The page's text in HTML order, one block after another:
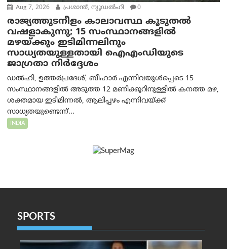
Aug 7, 2026 പ്രശാന്ത്, ന്യൂഡല്‍ഹി 0
രാജ്യത്തുടനീളം കാലാവസ്ഥ കൂടുതൽ
വഷളാകുന്നു; 15 സംസ്ഥാനങ്ങളിൽ
മഴയ്ക്കും ഇടിമിന്നലിനും
സാധ്യതയുള്ളതായി ഐഎംഡിയുടെ
ജാഗ്രതാ നിർദ്ദേശം
ഡൽഹി, ഉത്തർപ്രദേശ്, ബീഹാർ എന്നിവയുൾപ്പെടെ 15
സംസ്ഥാനങ്ങളിൽ അടുത്ത 12 മണിക്കൂറിനുള്ളിൽ കനത്ത മഴ,
ശക്തമായ ഇടിമിന്നൽ, ആലിപ്പഴം എന്നിവയ്ക്ക്
സാധ്യതയുണ്ടെന്ന്...
INDIA
SPORTS